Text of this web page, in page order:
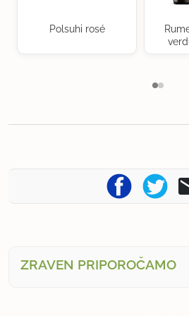
Polsuhi rosé
ZRAVEN PRIPOROČAMO